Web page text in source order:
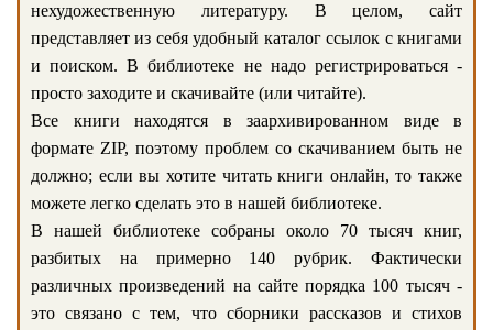
нехудожественную литературу. В целом, сайт
представляет из себя удобный каталог ссылок с книгами
и поиском. В библиотеке не надо регистрироваться -
просто заходите и скачивайте (или читайте).
Все книги находятся в заархивированном виде в
формате ZIP, поэтому проблем со скачиванием быть не
должно; если вы хотите читать книги онлайн, то также
можете легко сделать это в нашей библиотеке.
В нашей библиотеке собраны около 70 тысяч книг,
разбитых на примерно 140 рубрик. Фактически
различных произведений на сайте порядка 100 тысяч -
это связано с тем, что сборники рассказов и стихов